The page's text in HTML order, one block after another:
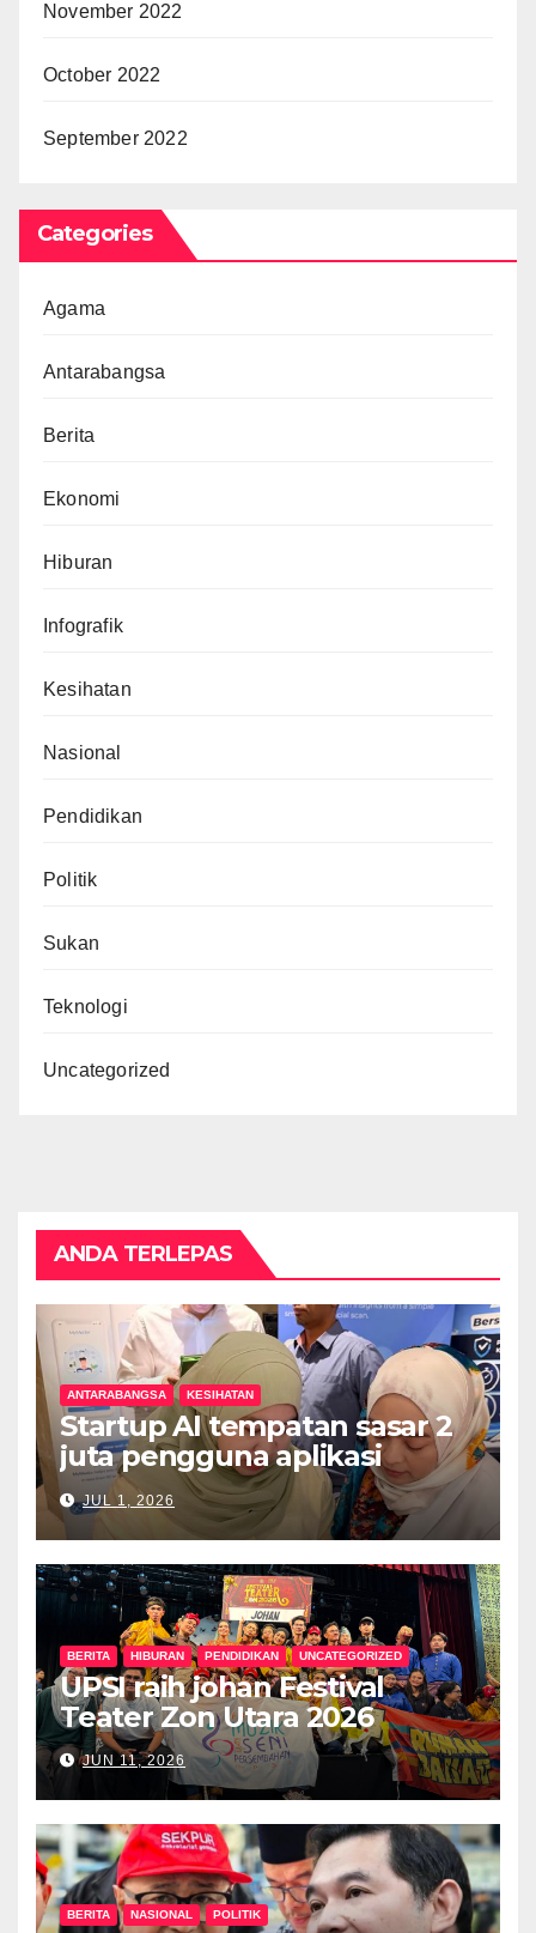
November 2022
October 2022
September 2022
Categories
Agama
Antarabangsa
Berita
Ekonomi
Hiburan
Infografik
Kesihatan
Nasional
Pendidikan
Politik
Sukan
Teknologi
Uncategorized
ANDA TERLEPAS
ANTARABANGSA KESIHATAN
Startup AI tempatan sasar 2
juta pengguna aplikasi
kesihatan digital MyMedix
dalam tempoh setahun
JUL 1, 2026
BERITA HIBURAN PENDIDIKAN UNCATEGORIZED
UPSI raih johan Festival
Teater Zon Utara 2026
JUN 11, 2026
BERITA NASIONAL POLITIK